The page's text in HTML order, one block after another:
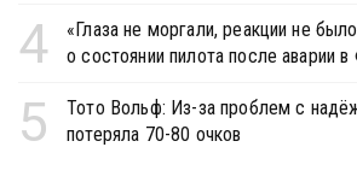
4
«Глаза не моргали, реакции не
о состоянии пилота после аварии в
5
Тото Вольф: Из-за проблем с
потеряла 70-80 очков